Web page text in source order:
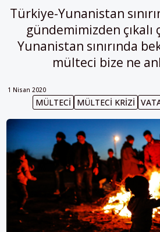
Türkiye-Yunanistan
gündemimizden çıkalı
Yunanistan sınırında
mülteci bize ne
1 Nisan 2020
MÜLTECI
MÜLTECI KRIZI